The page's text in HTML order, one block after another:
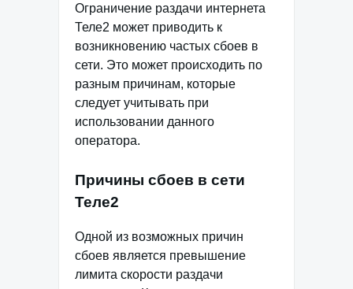
Ограничение раздачи интернета
Теле2 может приводить к
возникновению частых сбоев в
сети. Это может происходить по
разным причинам, которые
следует учитывать при
использовании данного
оператора.
Причины сбоев в сети
Теле2
Одной из возможных причин
сбоев является превышение
лимита скорости раздачи